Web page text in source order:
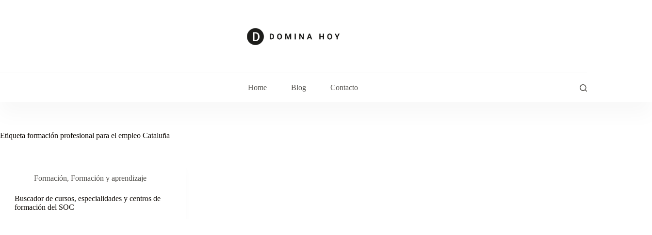
Home Blog Contacto
Etiqueta formación profesional para el empleo Cataluña
Formación, Formación y aprendizaje
Buscador de cursos, especialidades y centros de
formación del SOC